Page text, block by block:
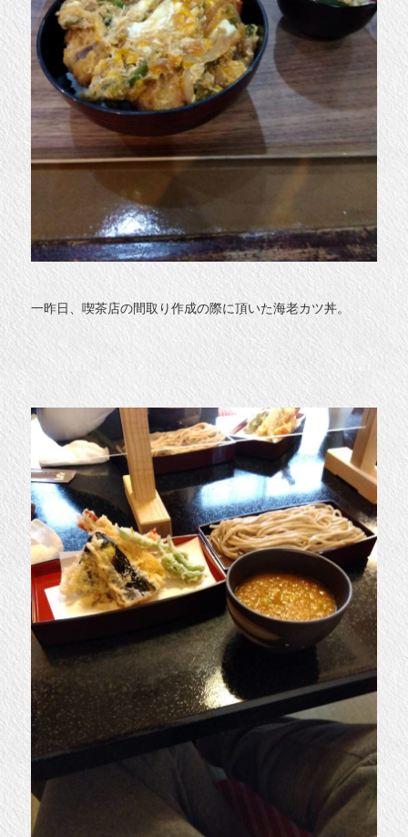
一昨日、喫茶店の間取り作成の際に頂いた海老カツ丼。